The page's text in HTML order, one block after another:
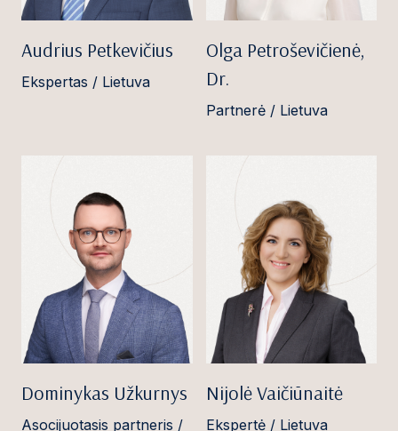
Audrius Petkevičius
Ekspertas / Lietuva
Olga Petroševičienė,
Dr.
Partnerė / Lietuva
Dominykas Užkurnys
Asocijuotasis partneris /
Nijolė Vaičiūnaitė
Ekspertė / Lietuva